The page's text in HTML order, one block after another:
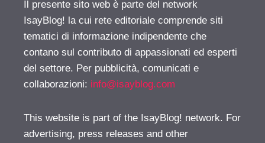
Il presente sito web è parte del network
IsayBlog! la cui rete editoriale comprende siti
tematici di informazione indipendente che
contano sul contributo di appassionati ed esperti
del settore. Per pubblicità, comunicati e
collaborazioni: info@isayblog.com
This website is part of the IsayBlog! network. For
advertising, press releases and other